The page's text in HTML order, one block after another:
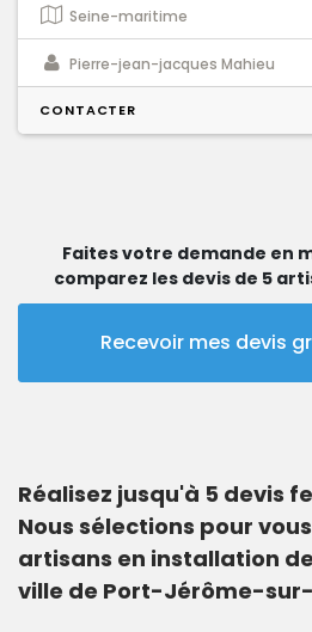
Seine-maritime
Pierre-jean-jacques Mahieu
CONTACTER
Faites votre demande en
comparez les devis de 5
Recevoir mes devis
Réalisez jusqu'à 5 devis
Nous sélections pour
artisans en installation
ville de Port-Jérôme-